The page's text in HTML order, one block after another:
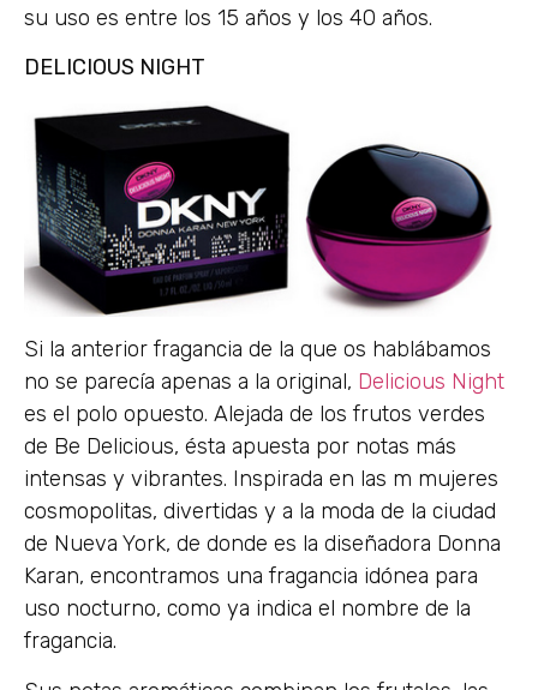
su uso es entre los 15 años y los 40 años.
DELICIOUS NIGHT
Si la anterior fragancia de la que os hablábamos
no se parecía apenas a la original, Delicious Night
es el polo opuesto. Alejada de los frutos verdes
de Be Delicious, ésta apuesta por notas más
intensas y vibrantes. Inspirada en las m mujeres
cosmopolitas, divertidas y a la moda de la ciudad
de Nueva York, de donde es la diseñadora Donna
Karan, encontramos una fragancia idónea para
uso nocturno, como ya indica el nombre de la
fragancia.